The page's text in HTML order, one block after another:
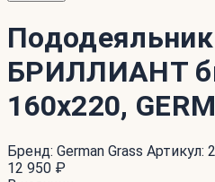
БРИЛЛИАНТ
160x220,
Бренд: German Grass Артикул:
12 950 ₽